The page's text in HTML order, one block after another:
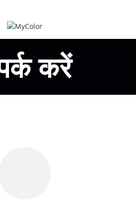
करें